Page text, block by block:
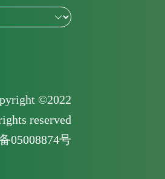
©2022
reserved
05008874号